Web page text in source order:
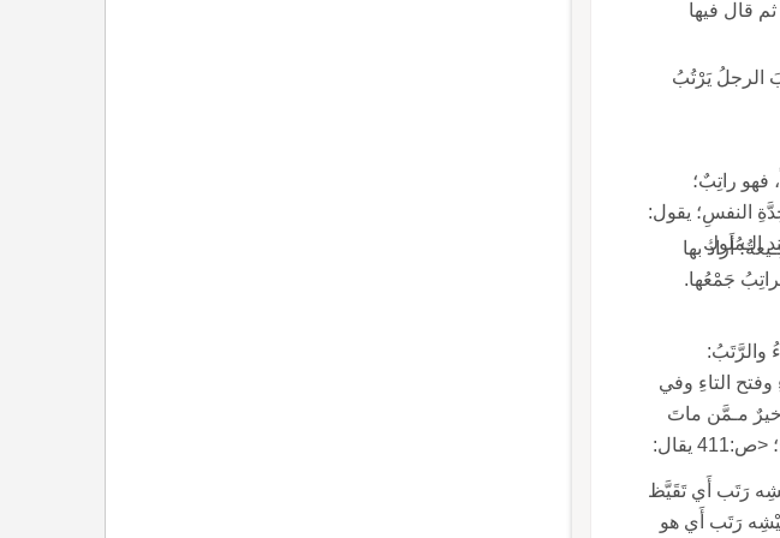
ثم قال فيها
الرجلُ يَرْتُبُ
فهو راتِبٌ؛
النفسِ؛ يقول:
الـمُلوكِ
أَراد بها
العُيُونُ والرُّقَباءُ والرَّتَبُ:
التاءِ وفي
خيرٌ مـمَّن ماتَ
في مَراتِـبها الـمَراتِبُ: مَضايِقُ الأَوْدية في حُزُونةٍ والرَّتَبُ: ما أَشرفَ من الأَرضِ، كالبَرْزَخِ؛ <ص:411 يقال:
قال ذو الرمة، يصف الثور الوحشي تَقَيَّظَ الرَّمْلَ، حتى هَزَّ خِلْفَتَه * ترَوُّحُ البَرْدِ، ما في عَيْشِه رَتَب أَي تَقَيَّظ
هذا الثورُ الرَّمْل، حتى هَزَّ خِلْفَتَه، وهو النباتُ الذي يكون في أَدبارِ القَيْظِ؛ وقوله ما في عَيْشِه رَتَب أَي هو